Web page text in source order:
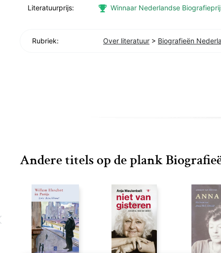
Literatuurprijs: Winnaar Nederlandse
Rubriek: Over literatuur > Biografieën
Andere titels op de plank